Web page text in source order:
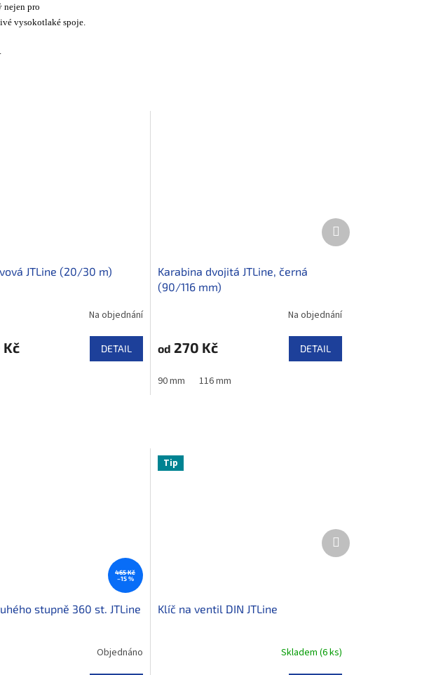
nejen pro
vysokotlaké spoje.
JTLine (20/30 m)
Na objednání
DETAIL
Karabina dvojitá JTLine, černá
(90/116 mm)
Na objednání
od 270 Kč DETAIL
90 mm 116 mm
Další
produkt
465 Kč
–15 %
stupně 360 st. JTLine
Objednáno
Tip
Klíč na ventil DIN JTLine
Skladem (6 ks)
Další
produkt